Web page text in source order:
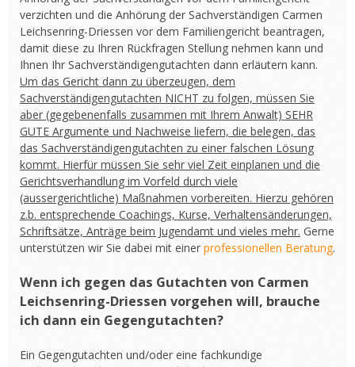
verzichten und die Anhörung der Sachverständigen Carmen
Leichsenring-Driessen vor dem Familiengericht beantragen,
damit diese zu Ihren Rückfragen Stellung nehmen kann und
Ihnen Ihr Sachverständigengutachten dann erläutern kann.
Um das Gericht dann zu überzeugen, dem
Sachverständigengutachten NICHT zu folgen, müssen Sie
aber (gegebenenfalls zusammen mit Ihrem Anwalt) SEHR
GUTE Argumente und Nachweise liefern, die belegen, das
das Sachverständigengutachten zu einer falschen Lösung
kommt. Hierfür müssen Sie sehr viel Zeit einplanen und die
Gerichtsverhandlung im Vorfeld durch viele
(aussergerichtliche) Maßnahmen vorbereiten. Hierzu gehören
z.b. entsprechende Coachings, Kurse, Verhaltensänderungen,
Schriftsätze, Anträge beim Jugendamt und vieles mehr. Gerne
unterstützen wir Sie dabei mit einer professionellen Beratung.
Wenn ich gegen das Gutachten von Carmen
Leichsenring-Driessen vorgehen will, brauche
ich dann ein Gegengutachten?
Ein Gegengutachten und/oder eine fachkundige